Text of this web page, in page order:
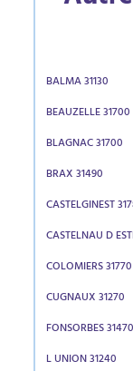
BALMA 31130
BEAUZELLE 31700
BLAGNAC 31700
BRAX 31490
CASTELGINEST
CASTELNAU D
COLOMIERS 31770
CUGNAUX 31270
FONSORBES 31470
L UNION 31240